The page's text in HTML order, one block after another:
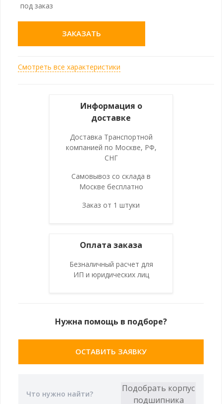
под заказ
ЗАКАЗАТЬ
Смотреть все характеристики
Информация о
доставке
Доставка Транспортной
компанией по Москве, РФ,
СНГ
Самовывоз со склада в
Москве бесплатно
Заказ от 1 штуки
Оплата заказа
Безналичный расчет для
ИП и юридических лиц
Нужна помощь в подборе?
ОСТАВИТЬ ЗАЯВКУ